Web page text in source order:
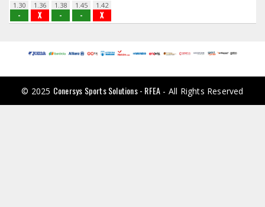
1.30
-
1.36
X
1.38
-
1.45
-
1.42
X
© 2025 Conersys Sports Solutions - RFEA - All Rights Reserved